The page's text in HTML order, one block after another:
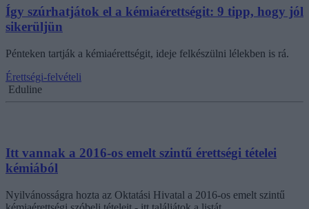
Így szúrhatjátok el a kémiaérettségit: 9 tipp, hogy jól
sikerüljün
Pénteken tartják a kémiaérettségit, ideje felkészülni lélekben is rá.
Érettségi-felvételi
Eduline
Itt vannak a 2016-os emelt szintű érettségi tételei
kémiából
Nyilvánosságra hozta az Oktatási Hivatal a 2016-os emelt szintű